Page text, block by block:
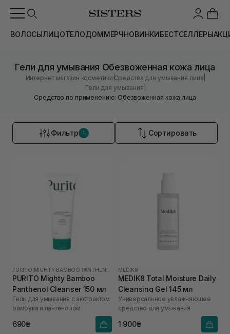
ВОЛОСЫЛИЦОТЕЛОДОММЕРЧНОВИНКИБЕСТСЕЛЛЕРЫ
Гели для умывания Обезвоженная кожа лица
Интернет магазин косметики |Средства для умывания лица
Гели для умывания
Средство по применению: Обезвоженная кожа лица
Фильтр 1 Сортировать
PURITO
PURITO Mighty Bamboo
Panthenol Cleanser 150 мл
Гель для умывания с экстрактом
бамбука и пантенолом
690₴
MEDIK8
MEDIK8 Total Moisture Daily
Cleansing Gel 145 мл
Универсальное увлажняющее
средство для умывания
1 900₴